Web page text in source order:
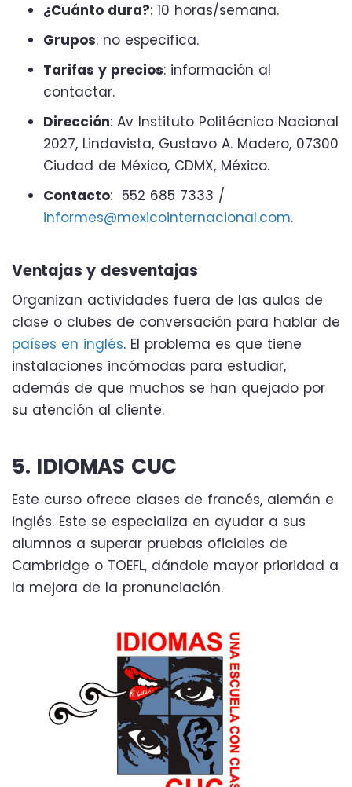
¿Cuánto dura?: 10 horas/semana.
Grupos: no especifica.
Tarifas y precios: información al
contactar.
Dirección: Av Instituto Politécnico Nacional
2027, Lindavista, Gustavo A. Madero, 07300
Ciudad de México, CDMX, México.
Contacto: 552 685 7333 /
informes@mexicointernacional.com.
Ventajas y desventajas
Organizan actividades fuera de las aulas de
clase o clubes de conversación para hablar de
países en inglés. El problema es que tiene
instalaciones incómodas para estudiar,
además de que muchos se han quejado por
su atención al cliente.
5. IDIOMAS CUC
Este curso ofrece clases de francés, alemán e
inglés. Este se especializa en ayudar a sus
alumnos a superar pruebas oficiales de
Cambridge o TOEFL, dándole mayor prioridad a
la mejora de la pronunciación.